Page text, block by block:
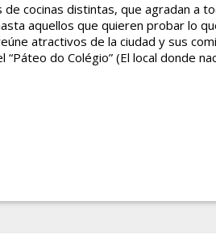
cocinas distintas, que agradan a
aquellos que quieren probar lo
atractivos de la ciudad y sus
do Colégio” (El local donde